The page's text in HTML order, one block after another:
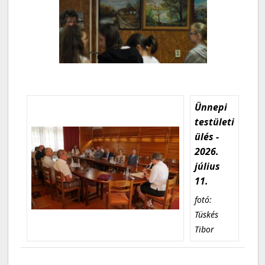
Ünnepi
testületi
ülés -
2026.
július
11.
fotó:
Tüskés
Tibor